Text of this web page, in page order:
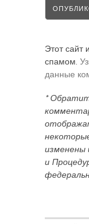
Этот сайт
спамом.
данные
*
изменены
и